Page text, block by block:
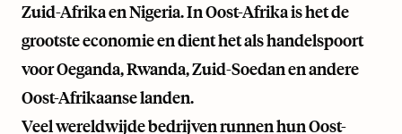
Zuid-Afrika en Nigeria. In Oost-Afrika is het de
grootste economie en dient het als handelspoort
voor Oeganda, Rwanda, Zuid-Soedan en andere
Oost-Afrikaanse landen.
Veel wereldwijde bedrijven runnen hun Oost-